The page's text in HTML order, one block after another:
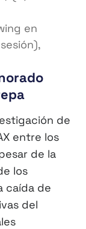
en
de
entre los
de la
los
caída de
del